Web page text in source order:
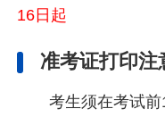
16日起
准考证打印注
考生须在考试